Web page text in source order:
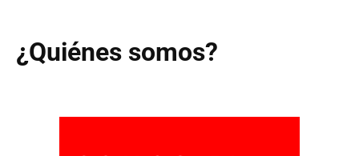
¿Quiénes somos?